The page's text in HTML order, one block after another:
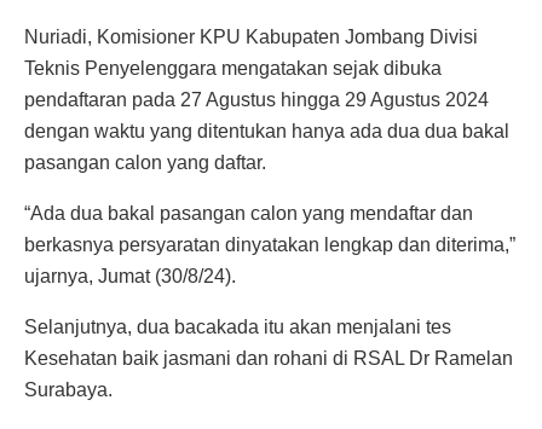
Nuriadi, Komisioner KPU Kabupaten Jombang Divisi
Teknis Penyelenggara mengatakan sejak dibuka
pendaftaran pada 27 Agustus hingga 29 Agustus 2024
dengan waktu yang ditentukan hanya ada dua dua bakal
pasangan calon yang daftar.
“Ada dua bakal pasangan calon yang mendaftar dan
berkasnya persyaratan dinyatakan lengkap dan diterima,”
ujarnya, Jumat (30/8/24).
Selanjutnya, dua bacakada itu akan menjalani tes
Kesehatan baik jasmani dan rohani di RSAL Dr Ramelan
Surabaya.